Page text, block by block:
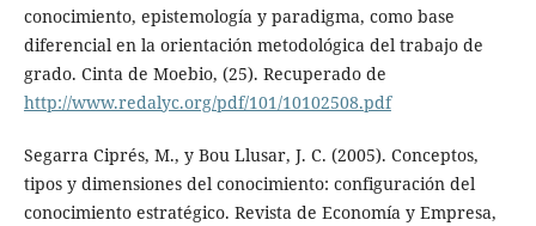
conocimiento, epistemología y paradigma, como base
diferencial en la orientación metodológica del trabajo de
grado. Cinta de Moebio, (25). Recuperado de
http://www.redalyc.org/pdf/101/10102508.pdf
Segarra Ciprés, M., y Bou Llusar, J. C. (2005). Conceptos,
tipos y dimensiones del conocimiento: configuración del
conocimiento estratégico. Revista de Economía y Empresa,